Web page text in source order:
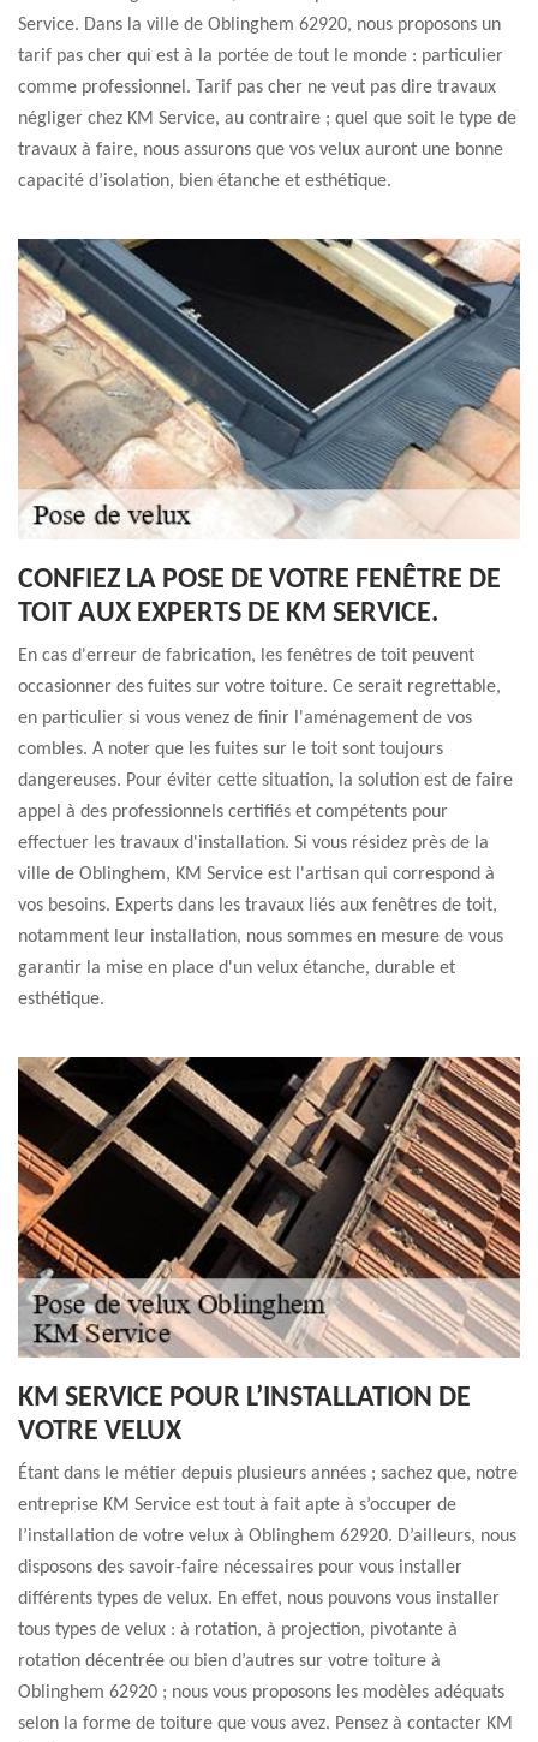
Service. Dans la ville de Oblinghem 62920, nous proposons un
tarif pas cher qui est à la portée de tout le monde : particulier
comme professionnel. Tarif pas cher ne veut pas dire travaux
négliger chez KM Service, au contraire ; quel que soit le type de
travaux à faire, nous assurons que vos velux auront une bonne
capacité d’isolation, bien étanche et esthétique.
CONFIEZ LA POSE DE VOTRE FENÊTRE DE
TOIT AUX EXPERTS DE KM SERVICE.
En cas d'erreur de fabrication, les fenêtres de toit peuvent
occasionner des fuites sur votre toiture. Ce serait regrettable,
en particulier si vous venez de finir l'aménagement de vos
combles. A noter que les fuites sur le toit sont toujours
dangereuses. Pour éviter cette situation, la solution est de faire
appel à des professionnels certifiés et compétents pour
effectuer les travaux d'installation. Si vous résidez près de la
ville de Oblinghem, KM Service est l'artisan qui correspond à
vos besoins. Experts dans les travaux liés aux fenêtres de toit,
notamment leur installation, nous sommes en mesure de vous
garantir la mise en place d'un velux étanche, durable et
esthétique.
KM SERVICE POUR L’INSTALLATION DE
VOTRE VELUX
Étant dans le métier depuis plusieurs années ; sachez que, notre
entreprise KM Service est tout à fait apte à s’occuper de
l’installation de votre velux à Oblinghem 62920. D’ailleurs, nous
disposons des savoir-faire nécessaires pour vous installer
différents types de velux. En effet, nous pouvons vous installer
tous types de velux : à rotation, à projection, pivotante à
rotation décentrée ou bien d’autres sur votre toiture à
Oblinghem 62920 ; nous vous proposons les modèles adéquats
selon la forme de toiture que vous avez. Pensez à contacter KM